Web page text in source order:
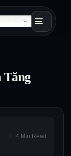
Tăng
4 Min Read